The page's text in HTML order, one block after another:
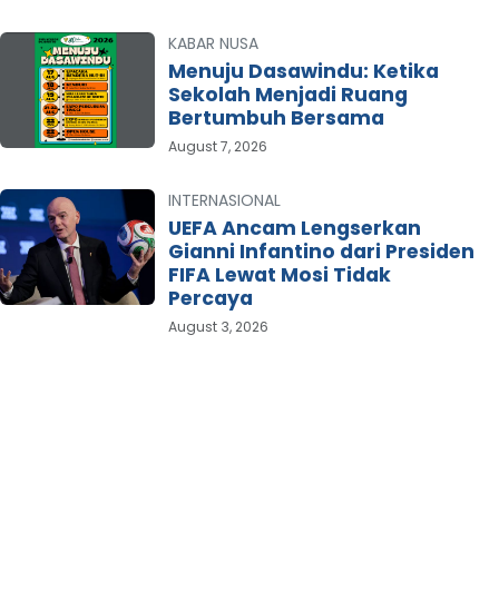
KABAR NUSA
Menuju Dasawindu: Ketika
Sekolah Menjadi Ruang
Bertumbuh Bersama
August 7, 2026
INTERNASIONAL
UEFA Ancam Lengserkan
Gianni Infantino dari Presiden
FIFA Lewat Mosi Tidak
Percaya
August 3, 2026